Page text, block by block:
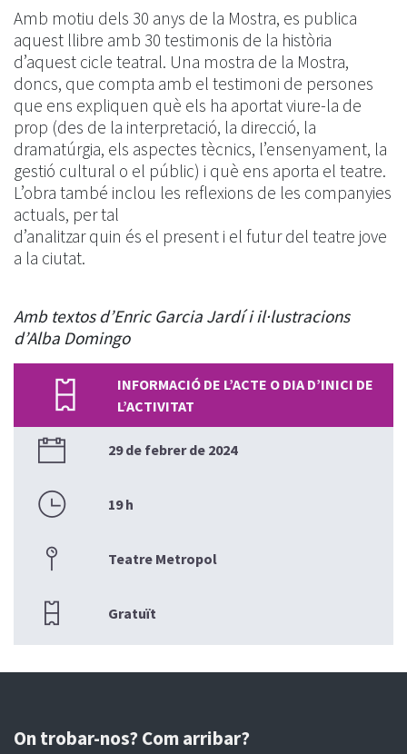
Amb motiu dels 30 anys de la Mostra, es publica
aquest llibre amb 30 testimonis de la història
d’aquest cicle teatral. Una mostra de la Mostra,
doncs, que compta amb el testimoni de persones
que ens expliquen què els ha aportat viure-la de
prop (des de la interpretació, la direcció, la
dramatúrgia, els aspectes tècnics, l’ensenyament, la
gestió cultural o el públic) i què ens aporta el teatre.
L’obra també inclou les reflexions de les companyies
actuals, per tal
d’analitzar quin és el present i el futur del teatre jove
a la ciutat.
Amb textos d’Enric Garcia Jardí i il·lustracions
d’Alba Domingo
INFORMACIÓ DE L’ACTE O DIA D’INICI DE
L’ACTIVITAT
29 de febrer de 2024
19 h
Teatre Metropol
Gratuït
On trobar-nos? Com arribar?